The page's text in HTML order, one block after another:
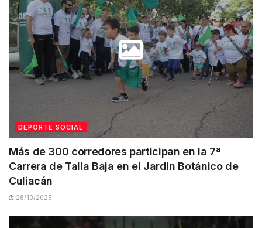
DEPORTE SOCIAL
Más de 300 corredores participan en la 7ª
Carrera de Talla Baja en el Jardín Botánico de
Culiacán
28/10/2025